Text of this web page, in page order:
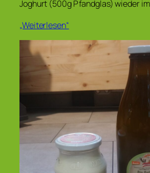
Joghurt (500g Pfandglas) wieder
„Weiterlesen“